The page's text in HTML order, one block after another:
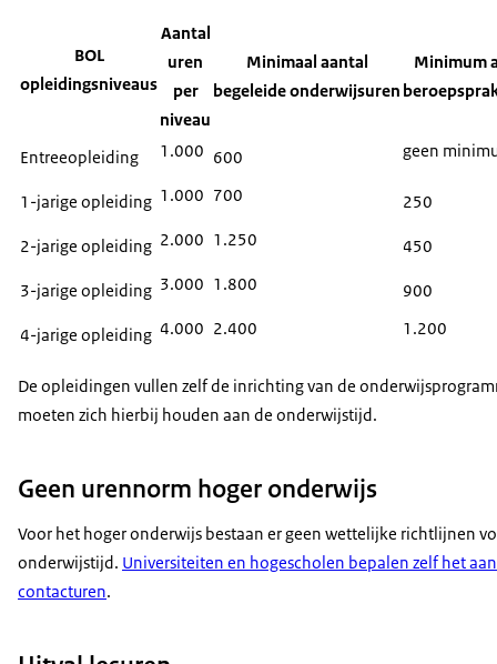
BOL
opleidingsniveaus
Aantal
uren
per
niveau
Minimaal aantal
begeleide onderwijsuren
Minimum
Entreeopleiding 1.000 600 geen
1-jarige opleiding 1.000 700 250
2-jarige opleiding 2.000 1.250 450
3-jarige opleiding 3.000 1.800 900
4-jarige opleiding 4.000 2.400 1.200
De opleidingen vullen zelf de inrichting van de
moeten zich hierbij houden aan de onderwijstijd.
Geen urennorm hoger onderwijs
Voor het hoger onderwijs bestaan er geen wettelijke richtlijnen
onderwijstijd. Universiteiten en hogescholen bepalen zelf het
contacturen.